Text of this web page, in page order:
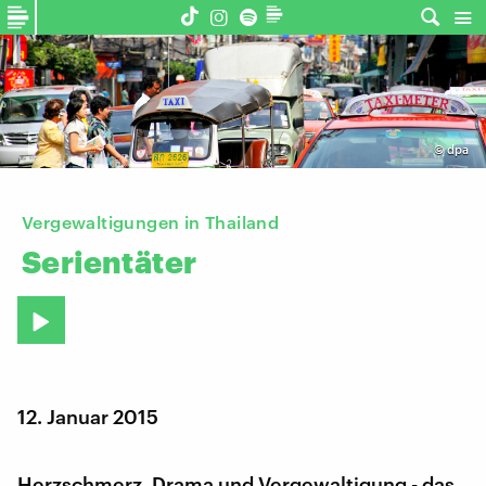
©dpa
Vergewaltigungen in Thailand
Serientäter
12. Januar 2015